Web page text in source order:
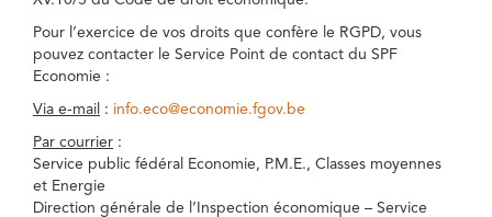
Pour l’exercice de vos droits que confère le RGPD, vous
pouvez contacter le Service Point de contact du SPF
Economie :
Via e-mail : info.eco@economie.fgov.be
Par courrier :
Service public fédéral Economie, P.M.E., Classes moyennes
et Energie
Direction générale de l’Inspection économique – Service